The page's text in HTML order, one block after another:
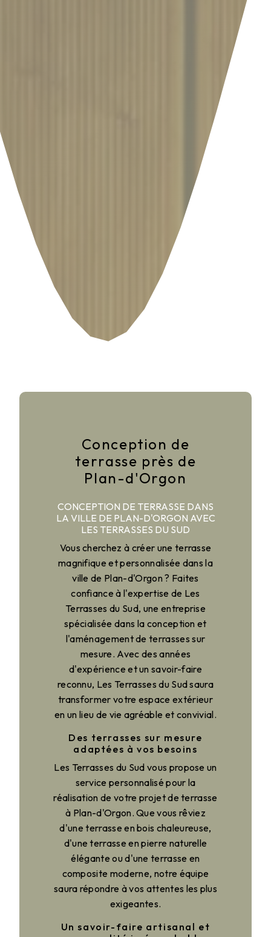
Conception de
terrasse près de
Plan-d'Orgon
CONCEPTION DE TERRASSE DANS
LA VILLE DE PLAN-D'ORGON AVEC
LES TERRASSES DU SUD
Vous cherchez à créer une terrasse
magnifique et personnalisée dans la
ville de Plan-d'Orgon ? Faites
confiance à l'expertise de Les
Terrasses du Sud, une entreprise
spécialisée dans la conception et
l'aménagement de terrasses sur
mesure. Avec des années
d'expérience et un savoir-faire
reconnu, Les Terrasses du Sud saura
transformer votre espace extérieur
en un lieu de vie agréable et convivial.
Des terrasses sur mesure
adaptées à vos besoins
Les Terrasses du Sud vous propose un
service personnalisé pour la
réalisation de votre projet de terrasse
à Plan-d'Orgon. Que vous rêviez
d'une terrasse en bois chaleureuse,
d'une terrasse en pierre naturelle
élégante ou d'une terrasse en
composite moderne, notre équipe
saura répondre à vos attentes les plus
exigeantes.
Un savoir-faire artisanal et